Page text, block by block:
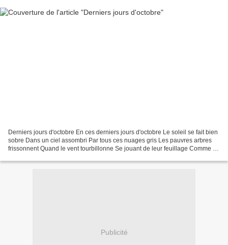
Derniers jours d'octobre En ces derniers jours d'octobre Le soleil se fait bien
sobre Dans un ciel assombri Par tous ces nuages gris Les pauvres arbres
frissonnent Quand le vent tourbillonne Se jouant de leur feuillage Comme un
Publicité